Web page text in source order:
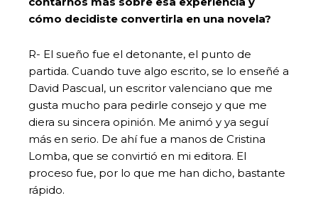
cómo decidiste convertirla en una novela?
R- El sueño fue el detonante, el punto de
partida. Cuando tuve algo escrito, se lo enseñé a
David Pascual, un escritor valenciano que me
gusta mucho para pedirle consejo y que me
diera su sincera opinión. Me animó y ya seguí
más en serio. De ahí fue a manos de Cristina
Lomba, que se convirtió en mi editora. El
proceso fue, por lo que me han dicho, bastante
rápido.